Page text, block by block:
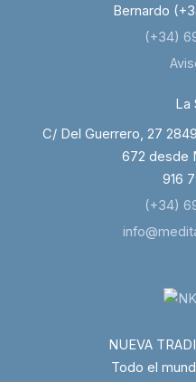
Bernardo
(+34)
La
C/ Del Guerrero, 27
672 desde
916
(+34)
NUEVA
Todo el